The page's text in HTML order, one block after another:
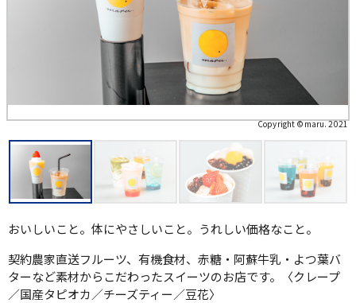
Copyright ©maru. 2021
おいしいこと。体にやさしいこと。うれしい価格なこと。
契約農家直送フルーツ、有機食材、赤糖・阿蘇牛乳・よつ葉バ
ターなど素材からこだわったスイーツのお店です。〈クレープ
／国産タピオカ／チーズティー／豆花〉